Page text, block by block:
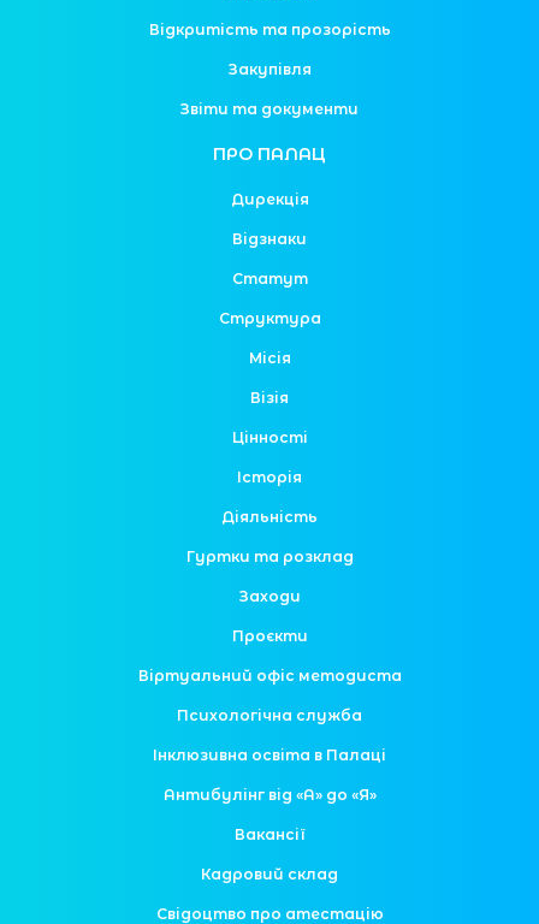
Відкритість та прозорість
Закупівля
Звіти та документи
ПРО ПАЛАЦ
Дирекція
Відзнаки
Статут
Структура
Місія
Візія
Цінності
Історія
Діяльність
Гуртки та розклад
Заходи
Проєкти
Віртуальний офіс методиста
Психологічна служба
Інклюзивна освіта в Палаці
Антибулінг від «А» до «Я»
Вакансії
Кадровий склад
Свідоцтво про атестацію